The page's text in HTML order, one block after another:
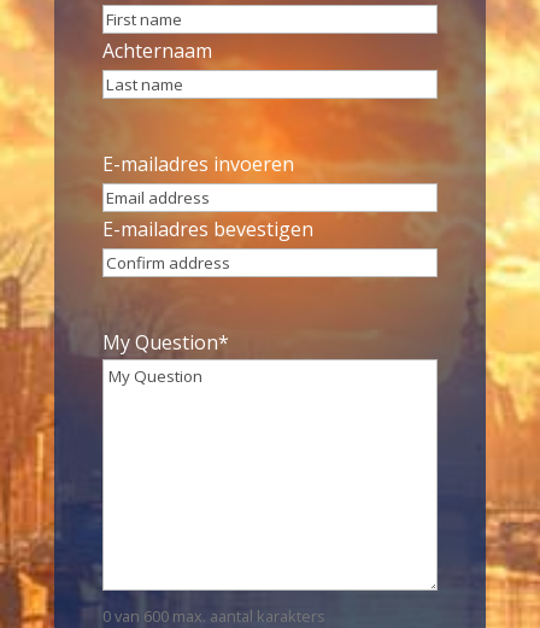
Achternaam
Email*
E-mailadres invoeren
E-mailadres bevestigen
My Question*
0 van 600 max. aantal karakters